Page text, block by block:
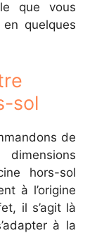
que vous
quelques
sol
de
hors-sol
à l’origine
il s’agit là
à la